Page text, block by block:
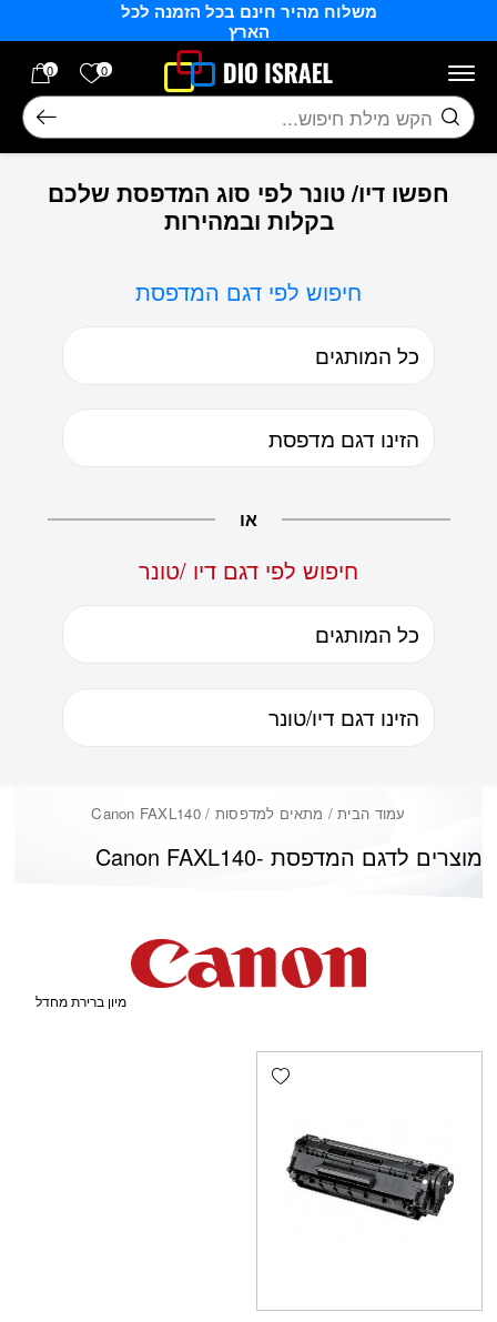
משלוח מהיר חינם בכל הזמנה לכל
הארץ
0 הרשימה
0
חיפוש
חפשו דיו/ טונר לפי סוג המדפסת שלכם
בקלות ובמהירות
חיפוש לפי דגם המדפסת
או
חיפוש לפי דגם דיו /טונר
עמוד הבית/ מתאים למדפסות / Canon FAXL140
Canon FAXL140מוצרים לדגם המדפסת -
Add wishlist